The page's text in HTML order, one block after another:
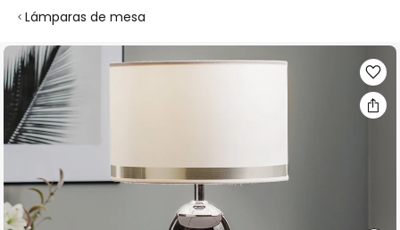
Lámparas de mesa
Saltar
al
final
de
la
de
imágenes